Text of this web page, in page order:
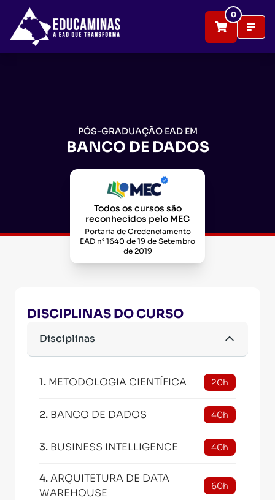
0
PÓS-GRADUAÇÃO EAD EM
BANCO DE DADOS
Todos os cursos são
reconhecidos pelo MEC
Portaria de Credenciamento
EAD n° 1640 de 19 de Setembro
de 2019
DISCIPLINAS DO CURSO
Disciplinas
1. METODOLOGIA CIENTÍFICA 20h
2. BANCO DE DADOS 40h
3. BUSINESS INTELLIGENCE 40h
4.ARQUITETURA DE DATA
WAREHOUSE
60h